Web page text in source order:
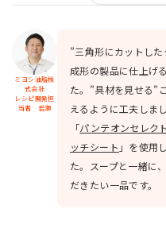
ミヨシ油脂株
式会社
レシピ開発担
当者 岩瀬
”三角形にカットし
成形の製品に仕上げ
た。”具材を見せる”
えるように工夫しまし
「パンテオンセレク
ッチシート 」を使用
た。スープと一緒に
だきたい一品です。